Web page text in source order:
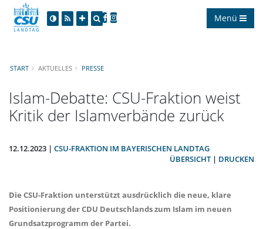
Menü
START AKTUELLES PRESSE
Islam-Debatte: CSU-Fraktion weist
Kritik der Islamverbände zurück
12.12.2023 | CSU-FRAKTION IM BAYERISCHEN LANDTAG
ÜBERSICHT| DRUCKEN
Die CSU-Fraktion unterstützt ausdrücklich die neue, klare
Positionierung der CDU Deutschlands zum Islam im neuen
Grundsatzprogramm der Partei.